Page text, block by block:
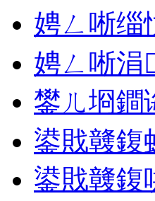
娉ㄥ唽
娉ㄥ唽涓
鐢ㄦ埛鐧
鍙戝竷
鍙戝竷